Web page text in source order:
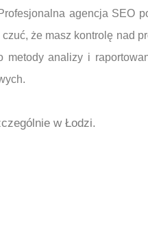
agencja SEO
że masz kontrolę nad
analizy i
w Łodzi.